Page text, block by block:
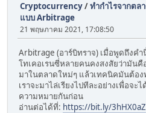
Cryptocurrency/ทำกำไรจากตล
แบบ Arbitrage
21 พฤษภาคม 2021, 17:08:50
Arbitrage (อาร์บิทราจ) เมื่อพูดถึงค
โทเคอเรนซี่หลายคนคงสงสัยว่ามันคื
มาในตลาดใหม่ๆ แล้วเทคนิคมันต้อง
เราจะมาไล่เรียงไปทีละอย่างเพื่อจะ
ความหมายกันก่อน
อ่านต่อได้ที่: https://bit.ly/3hHX0aZ